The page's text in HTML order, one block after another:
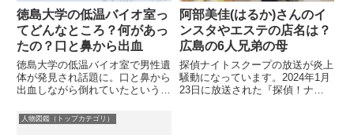
徳島大学の低温バイオ室っ
てどんなところ？何があっ
たの？口と鼻から出血
徳島大学の低温バイオ室で男性遺
体が発見され話題に。口と鼻から
出血しながら倒れていたという異
測の声が広がっています。現場の
施設の役割や背景も含めて解説し
阿部美佳(はるか)さんのイ
ンスタやエステの店名は？
広島の6人兄弟の母
探偵ナイトスクープの放送が炎上
騒動になっています。2024年1月
23日に放送された『探偵！ナイ
人物図鑑（トップカテゴリ）